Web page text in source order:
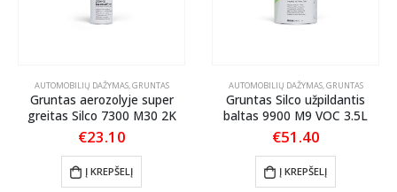
AUTOMOBILIŲ DAŽYMAS,GRUNTAS
Gruntas aerozolyje super
greitas Silco 7300 M30 2K
€23.10
Į KREPŠELĮ
AUTOMOBILIŲ DAŽYMAS,GRUNTAS
Gruntas Silco užpildantis
baltas 9900 M9 VOC 3.5L
€51.40
Į KREPŠELĮ